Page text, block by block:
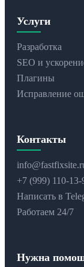
Услуги
Разработка
SEO и
Плагины
Исправление
Контакты
+7 (999) 110-13-
Написать в
Работаем 24/7
Нужна